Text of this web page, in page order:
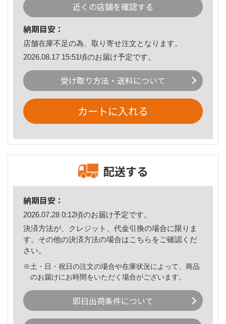
近くの店舗を確認する
納期目安：
店舗在庫不足の為、取り寄せ注文となります。
2026.08.17 15:51頃のお届け予定です。
受け取り方法・送料について
カートに入れる
配送する
納期目安：
2026.07.28 0:12頃のお届け予定です。
決済方法が、クレジット、代金引換の場合に限りま
す。その他の決済方法の場合はこちら をご確認くだ
さい。
※土・日・祝日の注文の場合や在庫状況によって、商品
のお届けにお時間をいただく場合がございます。
即日出荷条件について